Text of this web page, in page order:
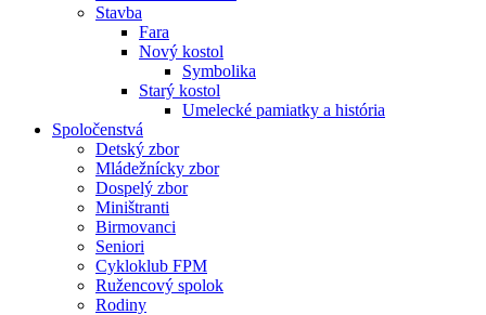
Stavba
Fara
Nový kostol
Symbolika
Starý kostol
Umelecké pamiatky a história
Spoločenstvá
Detský zbor
Mládežnícky zbor
Dospelý zbor
Miništranti
Birmovanci
Seniori
Cykloklub FPM
Ružencový spolok
Rodiny